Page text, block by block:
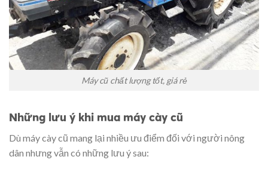
Máy cũ chất lượng tốt, giá rẻ
Những lưu ý khi mua máy cày cũ
Dù máy cày cũ mang lại nhiều ưu điểm đối với người nông
dân nhưng vẫn có những lưu ý sau: